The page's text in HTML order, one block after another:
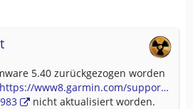
5.40 zurückgezogen worden
https://www8.garmin.com/suppor…
nicht aktualisiert worden.